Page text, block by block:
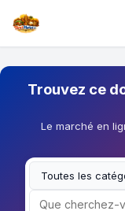
Trouvez ce
Le marché en